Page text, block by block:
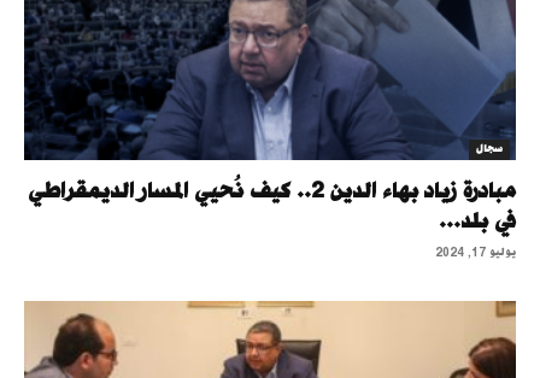
سجال
مبادرة زياد بهاء الدين 2.. كيف نُحيي المسار الديمقراطي
في بلد...
يوليو 17, 2024